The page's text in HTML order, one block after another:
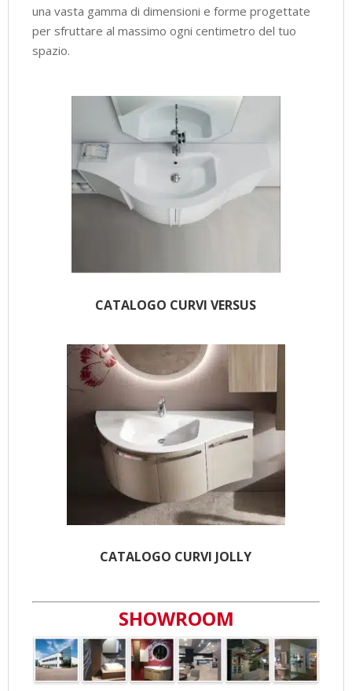
una vasta gamma di dimensioni e forme progettate
per sfruttare al massimo ogni centimetro del tuo
spazio.
CATALOGO CURVI VERSUS
CATALOGO CURVI JOLLY
SHOWROOM